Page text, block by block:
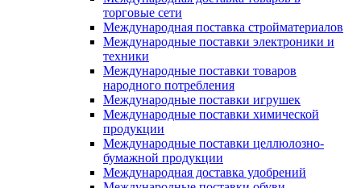
торговые сети
Международная поставка стройматериалов
Международные поставки электроники и
техники
Международные поставки товаров
народного потребления
Международные поставки игрушек
Международные поставки химической
продукции
Международные поставки целлюлозно-
бумажной продукции
Международная доставка удобрений